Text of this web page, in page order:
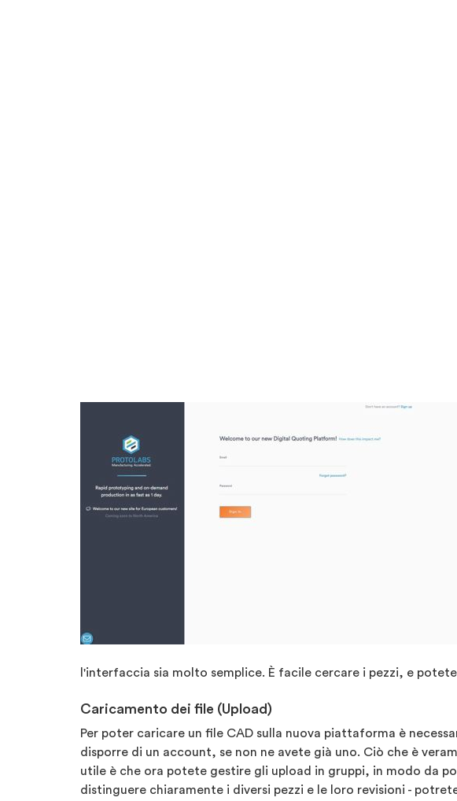
l'interfaccia sia molto semplice. È facile cercare i pezzi, e
Caricamento dei file (Upload)
Per poter caricare un file CAD sulla nuova piattaforma è
disporre di un account, se non ne avete già uno. Ciò che è
utile è che ora potete gestire gli upload in gruppi, in modo da
distinguere chiaramente i diversi pezzi e le loro revisioni -